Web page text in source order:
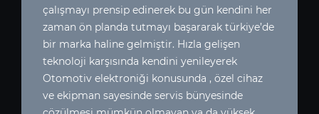
çalışmayı prensip edinerek bu gün kendini her
zaman ön planda tutmayı başararak türkiye’de
bir marka haline gelmiştir. Hızla gelişen
teknoloji karşısında kendini yenileyerek
Otomotiv elektroniği konusunda , özel cihaz
ve ekipman sayesinde servis bünyesinde